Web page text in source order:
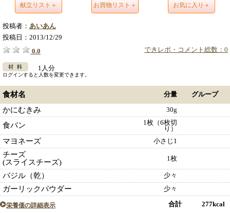
献立リスト＋ お買物リスト＋ お気に入り＋
投稿者： あいあん
投稿日： 2013/12/29
できレポ・コメント総数：0
0.0
1人分
ログインすると人数を変更できます。
食材名 分量 グループ
かにむきみ 30g
食パン
1枚（6枚切
り）
マヨネーズ 小さじ1
チーズ
(スライスチーズ)
1枚
バジル（乾） 少々
ガーリックパウダー 少々
栄養価の詳細表示 合計 277kcal